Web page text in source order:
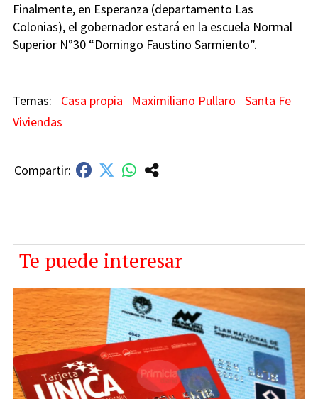
Finalmente, en Esperanza (departamento Las
Colonias), el gobernador estará en la escuela Normal
Superior N°30 “Domingo Faustino Sarmiento”.
Casa propia Maximiliano Pullaro
Santa Fe
Viviendas
Te puede interesar